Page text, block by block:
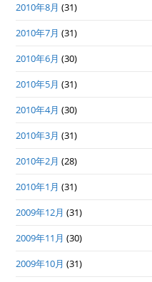
2010年8月 (31)
2010年7月 (31)
2010年6月 (30)
2010年5月 (31)
2010年4月 (30)
2010年3月 (31)
2010年2月 (28)
2010年1月 (31)
2009年12月 (31)
2009年11月 (30)
2009年10月 (31)